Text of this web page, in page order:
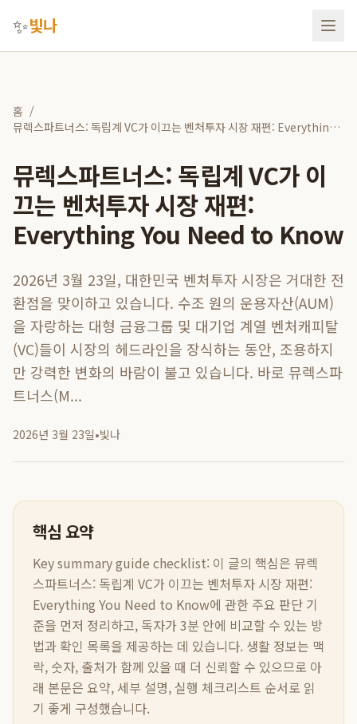
✨빛나
홈 /
뮤렉스파트너스: 독립계 VC가 이끄는 벤처투자 시장 재편: Everything
뮤렉스파트너스: 독립계 VC가 이
끄는 벤처투자 시장 재편:
Everything You Need to Know
2026년 3월 23일, 대한민국 벤처투자 시장은 거대한 전
환점을 맞이하고 있습니다. 수조 원의 운용자산(AUM)
을 자랑하는 대형 금융그룹 및 대기업 계열 벤처캐피탈
(VC)들이 시장의 헤드라인을 장식하는 동안, 조용하지
만 강력한 변화의 바람이 불고 있습니다. 바로 뮤렉스파
트너스(M...
2026년 3월 23일•빛나
핵심 요약
Key summary guide checklist: 이 글의 핵심은 뮤렉
스파트너스: 독립계 VC가 이끄는 벤처투자 시장 재편:
Everything You Need to Know에 관한 주요 판단 기
준을 먼저 정리하고, 독자가 3분 안에 비교할 수 있는 방
법과 확인 목록을 제공하는 데 있습니다. 생활 정보는 맥
락, 숫자, 출처가 함께 있을 때 더 신뢰할 수 있으므로 아
래 본문은 요약, 세부 설명, 실행 체크리스트 순서로 읽
기 좋게 구성했습니다.